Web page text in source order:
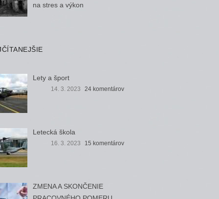
na stres a výkon
Lety a šport
14. 3. 2023 24 komentárov
Letecká škola
16. 3. 2023 15 komentárov
ZMENA A SKONČENIE